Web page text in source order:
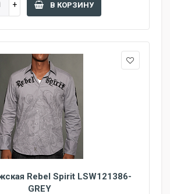
В КОРЗИНУ
Rebel Spirit LSW121386-
GREY